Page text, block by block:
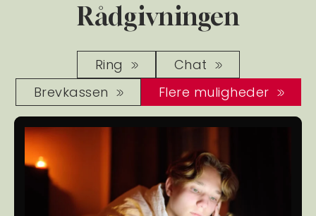
Rådgivningen
Ring
Chat
Brevkassen
Flere muligheder